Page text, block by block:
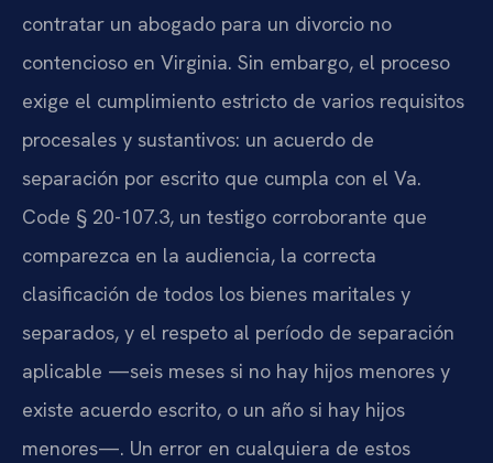
contratar un abogado para un divorcio no
contencioso en Virginia. Sin embargo, el proceso
exige el cumplimiento estricto de varios requisitos
procesales y sustantivos: un acuerdo de
separación por escrito que cumpla con el Va.
Code § 20-107.3, un testigo corroborante que
comparezca en la audiencia, la correcta
clasificación de todos los bienes maritales y
separados, y el respeto al período de separación
aplicable —seis meses si no hay hijos menores y
existe acuerdo escrito, o un año si hay hijos
menores—. Un error en cualquiera de estos